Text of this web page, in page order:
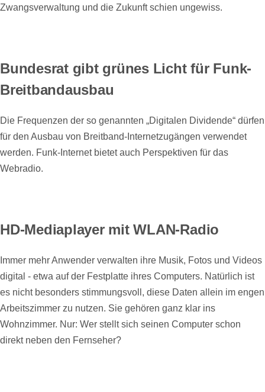
Zwangsverwaltung und die Zukunft schien ungewiss.
Bundesrat gibt grünes Licht für Funk-
Breitbandausbau
Die Frequenzen der so genannten „Digitalen Dividende“ dürfen
für den Ausbau von Breitband-Internetzugängen verwendet
werden. Funk-Internet bietet auch Perspektiven für das
Webradio.
HD-Mediaplayer mit WLAN-Radio
Immer mehr Anwender verwalten ihre Musik, Fotos und Videos
digital - etwa auf der Festplatte ihres Computers. Natürlich ist
es nicht besonders stimmungsvoll, diese Daten allein im engen
Arbeitszimmer zu nutzen. Sie gehören ganz klar ins
Wohnzimmer. Nur: Wer stellt sich seinen Computer schon
direkt neben den Fernseher?